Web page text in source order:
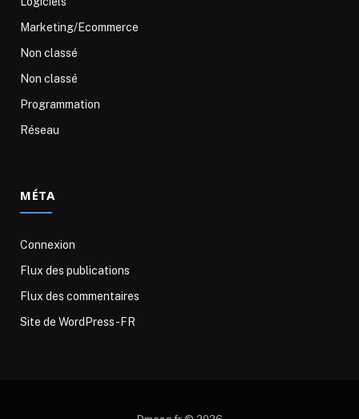
Marketing/Ecommerce
Non classé
Non classé
Programmation
Réseau
MÉTA
Connexion
Flux des publications
Flux des commentaires
Site de WordPress-FR